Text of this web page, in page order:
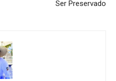
Ser Preservado